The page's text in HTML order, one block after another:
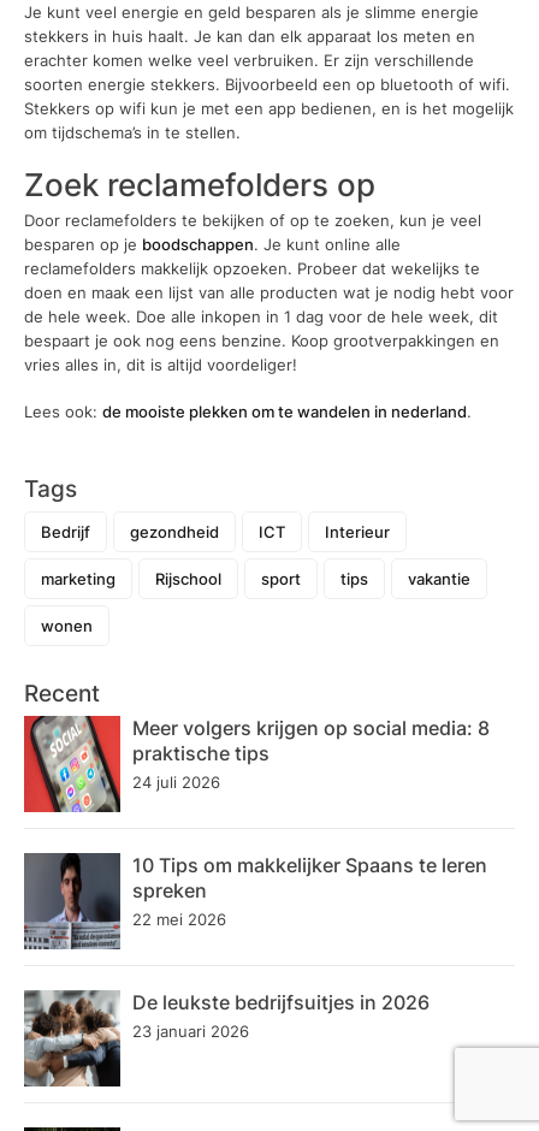
Je kunt veel energie en geld besparen als je slimme energie
stekkers in huis haalt. Je kan dan elk apparaat los meten en
erachter komen welke veel verbruiken. Er zijn verschillende
soorten energie stekkers. Bijvoorbeeld een op bluetooth of wifi.
Stekkers op wifi kun je met een app bedienen, en is het mogelijk
om tijdschema’s in te stellen.
Zoek reclamefolders op
Door reclamefolders te bekijken of op te zoeken, kun je veel
besparen op je boodschappen. Je kunt online alle
reclamefolders makkelijk opzoeken. Probeer dat wekelijks te
doen en maak een lijst van alle producten wat je nodig hebt voor
de hele week. Doe alle inkopen in 1 dag voor de hele week, dit
bespaart je ook nog eens benzine. Koop grootverpakkingen en
vries alles in, dit is altijd voordeliger!
Lees ook: de mooiste plekken om te wandelen in nederland.
Tags
Bedrijf gezondheid ICT Interieur
marketing Rijschool sport tips vakantie
wonen
Recent
Meer volgers krijgen op social media: 8
praktische tips
24 juli 2026
10 Tips om makkelijker Spaans te leren
spreken
22 mei 2026
De leukste bedrijfsuitjes in 2026
23 januari 2026